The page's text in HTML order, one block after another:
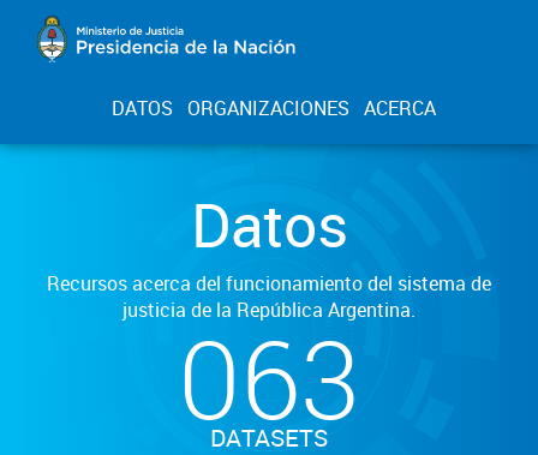
DATOS ORGANIZACIONES ACERCA
Datos
Recursos acerca del funcionamiento del sistema de
justicia de la República Argentina.
063
DATASETS